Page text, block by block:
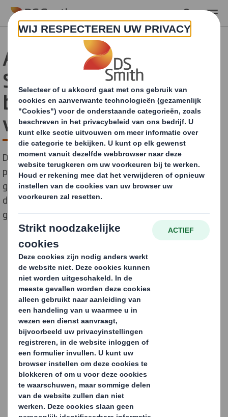
Skip to main content
Absolut Vodka en DS
Smith lanceren robuuste
bruine
verpakkingsoplossing
DS Smith en Absolut Vodka, 's werelds nummer één
premium vodka en onderdeel van de Pernod Ricard-
groep, ontwikkelden samen een nieuwe bruine
dozenoplossing voor het populaire assortiment
gearomatiseerde vodka's en sterke dranken.
De verpakkingsoplossing bestaat uit 100%
recyclebaar golfkarton en biedt stevige bescherming
bij verzending naar winkels en verkooppunten, of
rechtstreeks naar consumenten wereldwijd. De bruine
dozen hebben een opvallend ontwerp en zijn
verkrijgbaar in verschillende uitvoeringen voor het
volledige Absolut Vodka-assortiment, waaronder
limoen, citroen, peer en watermeloen.